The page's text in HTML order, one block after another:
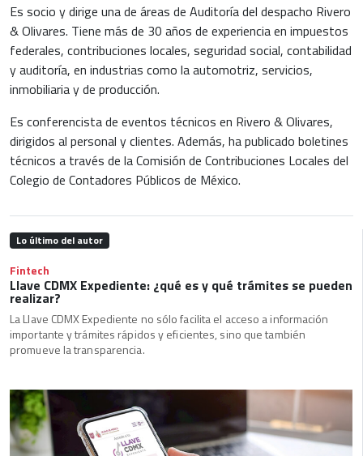
Es socio y dirige una de áreas de Auditoría del despacho Rivero
& Olivares. Tiene más de 30 años de experiencia en impuestos
federales, contribuciones locales, seguridad social, contabilidad
y auditoría, en industrias como la automotriz, servicios,
inmobiliaria y de producción.
Es conferencista de eventos técnicos en Rivero & Olivares,
dirigidos al personal y clientes. Además, ha publicado boletines
técnicos a través de la Comisión de Contribuciones Locales del
Colegio de Contadores Públicos de México.
Lo último del autor
Fintech
Llave CDMX Expediente: ¿qué es y qué trámites se pueden
realizar?
La Llave CDMX Expediente no sólo facilita el acceso a información
importante y trámites rápidos y eficientes, sino que también
promueve la transparencia.